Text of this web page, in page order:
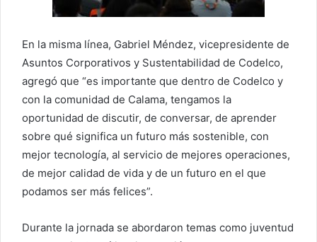
En la misma línea, Gabriel Méndez, vicepresidente de
Asuntos Corporativos y Sustentabilidad de Codelco,
agregó que “es importante que dentro de Codelco y
con la comunidad de Calama, tengamos la
oportunidad de discutir, de conversar, de aprender
sobre qué significa un futuro más sostenible, con
mejor tecnología, al servicio de mejores operaciones,
de mejor calidad de vida y de un futuro en el que
podamos ser más felices”.
Durante la jornada se abordaron temas como juventud